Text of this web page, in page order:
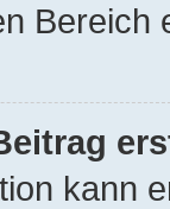
Bereich
kann